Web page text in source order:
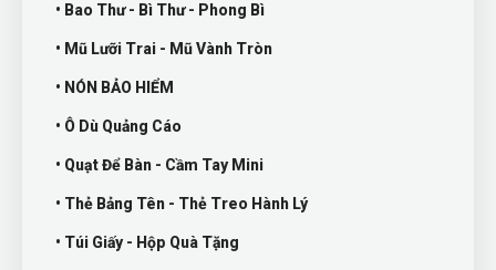
• Bao Thư - Bì Thư - Phong Bì
• Mũ Lưỡi Trai - Mũ Vành Tròn
• NÓN BẢO HIỂM
• Ô Dù Quảng Cáo
• Quạt Để Bàn - Cầm Tay Mini
• Thẻ Bảng Tên - Thẻ Treo Hành Lý
• Túi Giấy - Hộp Quà Tặng